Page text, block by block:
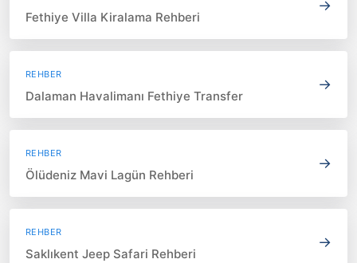
Fethiye Villa Kiralama Rehberi
→
REHBER
Dalaman Havalimanı Fethiye Transfer
→
REHBER
Ölüdeniz Mavi Lagün Rehberi
→
REHBER
Saklıkent Jeep Safari Rehberi
→